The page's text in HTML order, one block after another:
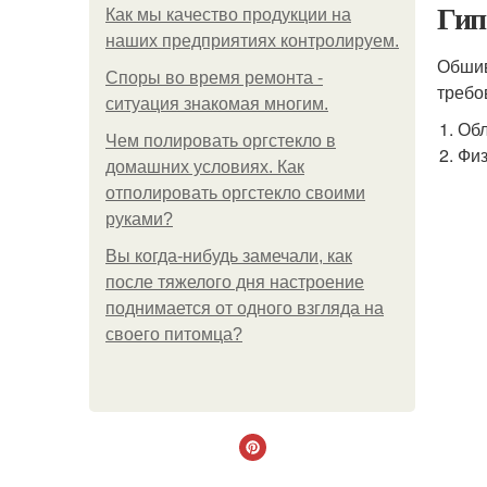
Как мы качество продукции на
наших предприятиях контролируем.
Споры во время ремонта -
ситуация знакомая многим.
Чем полировать оргстекло в
домашних условиях. Как
отполировать оргстекло своими
руками?
Вы когда-нибудь замечали, как
после тяжелого дня настроение
поднимается от одного взгляда на
своего питомца?